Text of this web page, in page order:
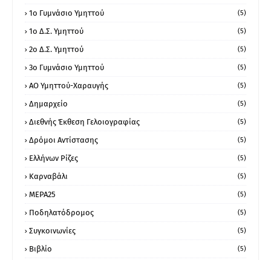
1ο Γυμνάσιο Υμηττού (5)
1ο Δ.Σ. Υμηττού (5)
2ο Δ.Σ. Υμηττού (5)
3ο Γυμνάσιο Υμηττού (5)
ΑΟ Υμηττού-Χαραυγής (5)
Δημαρχείο (5)
Διεθνής Έκθεση Γελοιογραφίας (5)
Δρόμοι Αντίστασης (5)
Ελλήνων Ρίζες (5)
Καρναβάλι (5)
ΜΕΡΑ25 (5)
Ποδηλατόδρομος (5)
Συγκοινωνίες (5)
Βιβλίο (5)